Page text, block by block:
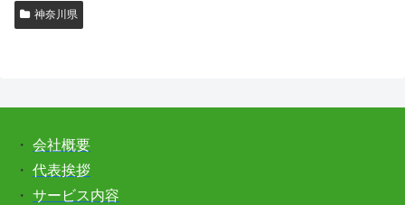
神奈川県
・ 会社概要
・ 代表挨拶
・ サービス内容